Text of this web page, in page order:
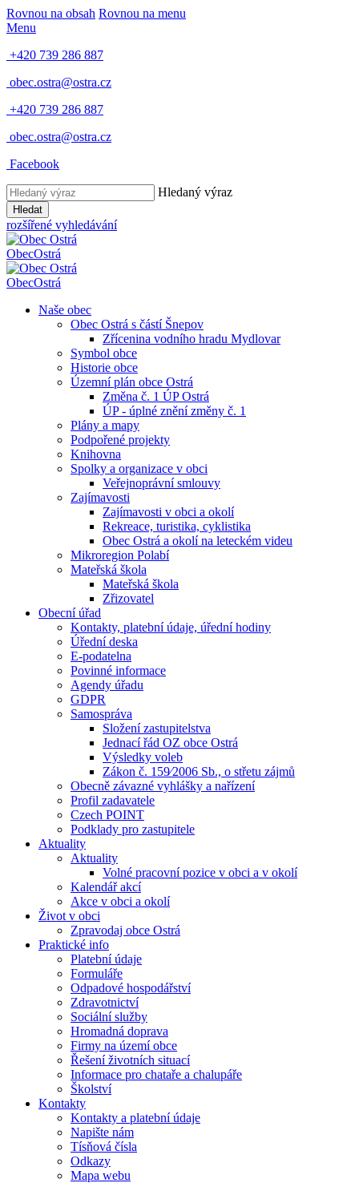
Rovnou na obsah Rovnou na menu
Menu
+420 739 286 887
obec.ostra@ostra.cz
+420 739 286 887
obec.ostra@ostra.cz
Facebook
Hledaný výraz
Hledat
rozšířené vyhledávání
ObecOstrá
ObecOstrá
Naše obec
Obec Ostrá s částí Šnepov
Zřícenina vodního hradu Mydlovar
Symbol obce
Historie obce
Územní plán obce Ostrá
Změna č. 1 ÚP Ostrá
ÚP - úplné znění změny č. 1
Plány a mapy
Podpořené projekty
Knihovna
Spolky a organizace v obci
Veřejnoprávní smlouvy
Zajímavosti
Zajímavosti v obci a okolí
Rekreace, turistika, cyklistika
Obec Ostrá a okolí na leteckém videu
Mikroregion Polabí
Mateřská škola
Mateřská škola
Zřizovatel
Obecní úřad
Kontakty, platební údaje, úřední hodiny
Úřední deska
E-podatelna
Povinné informace
Agendy úřadu
GDPR
Samospráva
Složení zastupitelstva
Jednací řád OZ obce Ostrá
Výsledky voleb
Zákon č. 159⁄2006 Sb., o střetu zájmů
Obecně závazné vyhlášky a nařízení
Profil zadavatele
Czech POINT
Podklady pro zastupitele
Aktuality
Aktuality
Volné pracovní pozice v obci a v okolí
Kalendář akcí
Akce v obci a okolí
Život v obci
Zpravodaj obce Ostrá
Praktické info
Platební údaje
Formuláře
Odpadové hospodářství
Zdravotnictví
Sociální služby
Hromadná doprava
Firmy na území obce
Řešení životních situací
Informace pro chataře a chalupáře
Školství
Kontakty
Kontakty a platební údaje
Napište nám
Tísňová čísla
Odkazy
Mapa webu